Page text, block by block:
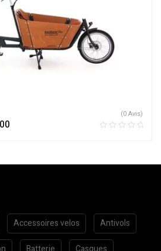
(0 Avis)
Accessoires velos Antivols